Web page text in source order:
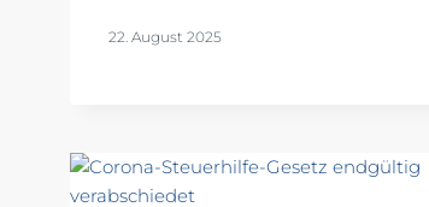
22. August 2025